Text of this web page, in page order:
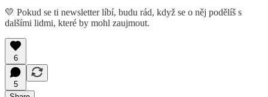
💛 Pokud se ti newsletter líbí, budu rád, když se o něj podělíš s
dalšími lidmi, které by mohl zaujmout.
6
5